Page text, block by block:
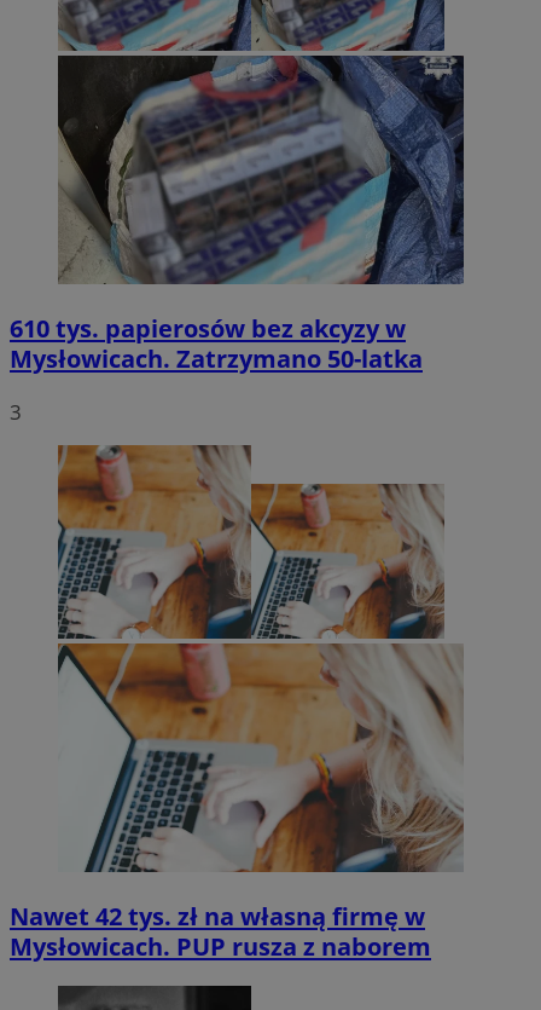
610 tys. papierosów bez akcyzy w
Mysłowicach. Zatrzymano 50-latka
3
Nawet 42 tys. zł na własną firmę w
Mysłowicach. PUP rusza z naborem